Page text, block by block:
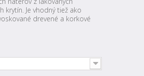
krytín. Je vhodný tiež ako
drevené a korkové